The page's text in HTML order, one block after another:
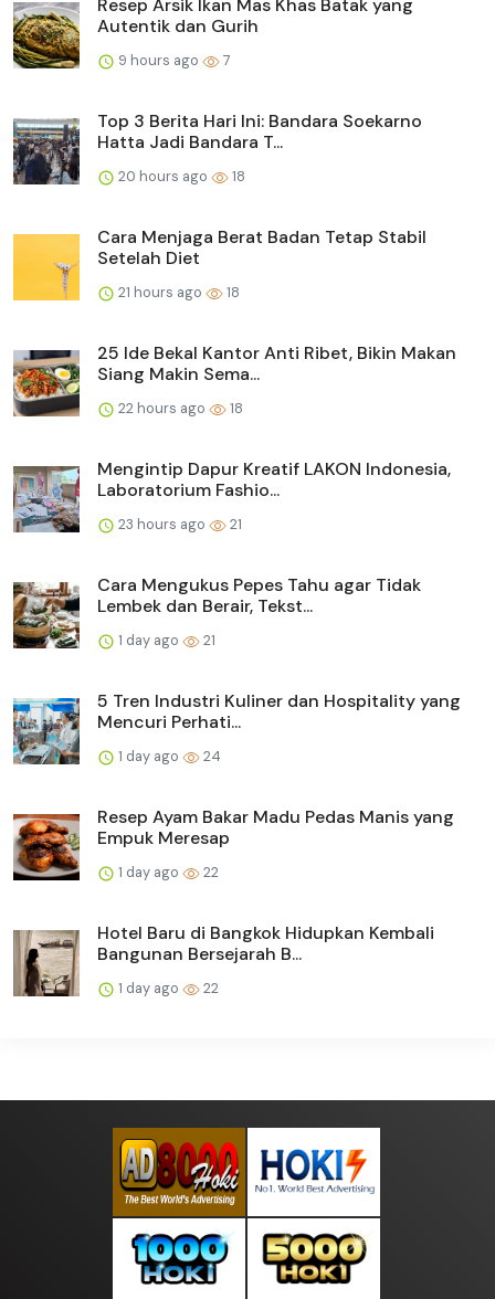
Resep Arsik Ikan Mas Khas Batak yang
Autentik dan Gurih
9 hours ago 7
Top 3 Berita Hari Ini: Bandara Soekarno
Hatta Jadi Bandara T...
20 hours ago 18
Cara Menjaga Berat Badan Tetap Stabil
Setelah Diet
21 hours ago 18
25 Ide Bekal Kantor Anti Ribet, Bikin Makan
Siang Makin Sema...
22 hours ago 18
Mengintip Dapur Kreatif LAKON Indonesia,
Laboratorium Fashio...
23 hours ago 21
Cara Mengukus Pepes Tahu agar Tidak
Lembek dan Berair, Tekst...
1 day ago 21
5 Tren Industri Kuliner dan Hospitality yang
Mencuri Perhati...
1 day ago 24
Resep Ayam Bakar Madu Pedas Manis yang
Empuk Meresap
1 day ago 22
Hotel Baru di Bangkok Hidupkan Kembali
Bangunan Bersejarah B...
1 day ago 22